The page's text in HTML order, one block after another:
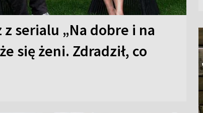
z serialu „Na dobre i na
się żeni. Zdradził, co